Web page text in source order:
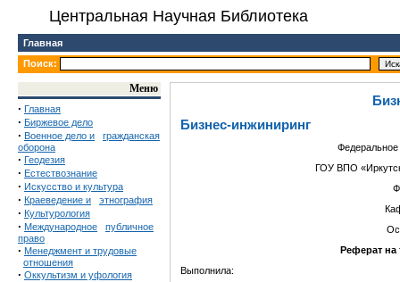
Центральная Научная Библиотека
Главная
Поиск:
Меню
· Главная
· Биржевое дело
· Военное дело и
гражданская
оборона
· Геодезия
· Естествознание
· Искусство и культура
· Краеведение и этнография
· Культурология
· Международное
публичное
право
· Менеджмент и трудовые
отношения
· Оккультизм и уфология
Бизнес-инжиниринг
Федеральное
ГОУ ВПО
Реферат на
Выполнила: